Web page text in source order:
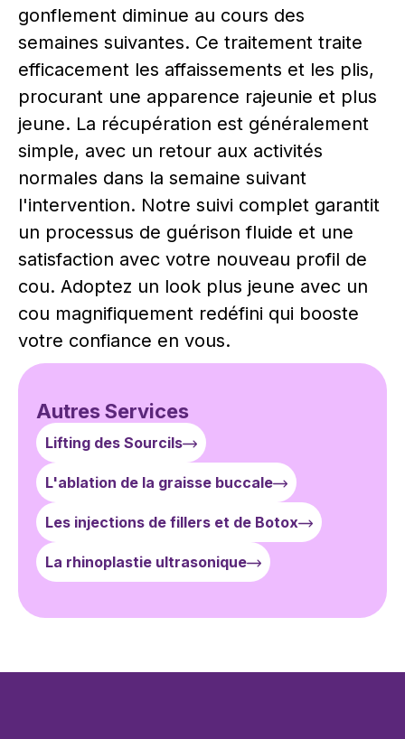
gonflement diminue au cours des
semaines suivantes. Ce traitement traite
efficacement les affaissements et les plis,
procurant une apparence rajeunie et plus
jeune. La récupération est généralement
simple, avec un retour aux activités
normales dans la semaine suivant
l'intervention. Notre suivi complet garantit
un processus de guérison fluide et une
satisfaction avec votre nouveau profil de
cou. Adoptez un look plus jeune avec un
cou magnifiquement redéfini qui booste
votre confiance en vous.
Autres Services
Lifting des Sourcils
L'ablation de la graisse buccale
Les injections de fillers et de Botox
La rhinoplastie ultrasonique